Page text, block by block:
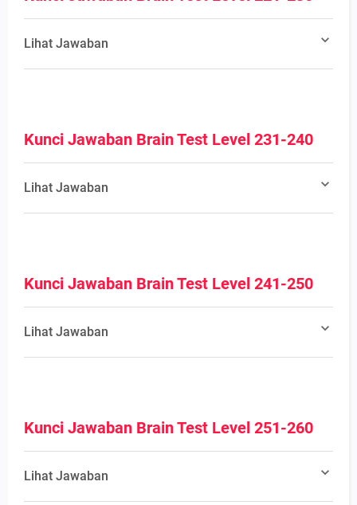
Lihat Jawaban
Kunci Jawaban Brain Test Level 231-240
Lihat Jawaban
Kunci Jawaban Brain Test Level 241-250
Lihat Jawaban
Kunci Jawaban Brain Test Level 251-260
Lihat Jawaban